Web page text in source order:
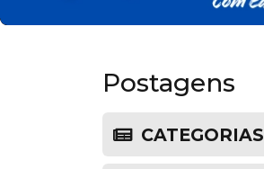
Postagens
CATEGORIAS